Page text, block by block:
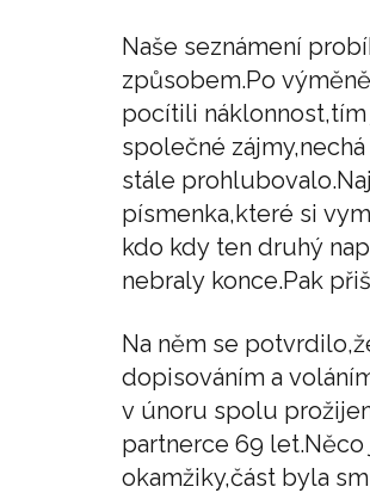
Naše seznámení
způsobem.Po
pocítili
společné
stále
písmenka,které si
kdo kdy ten druhý
nebraly konce.Pak
Na něm se
dopisováním a
v únoru spolu
partnerce 69
okamžiky,část byla